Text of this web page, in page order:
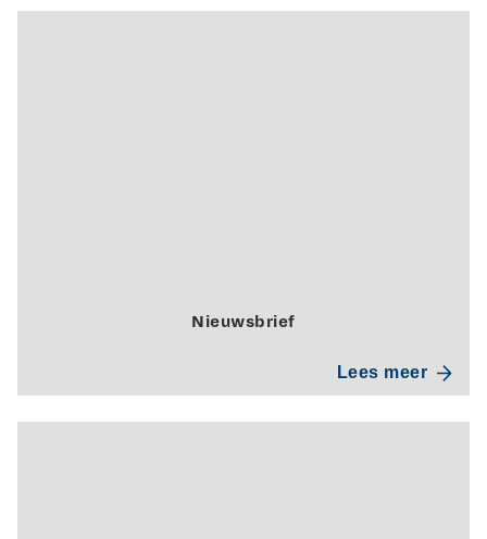
Nieuwsbrief
Lees meer